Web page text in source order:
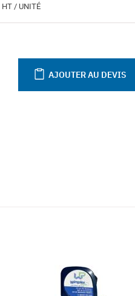
HT / UNITÉ
AJOUTER AU DEVIS